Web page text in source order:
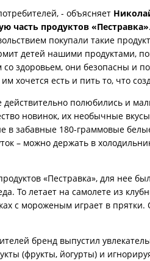
- объясняет
часть продуктов «Пестравка»
покупали такие
детей нашими продуктами,
здоровьем, они безопасны и
хочется есть и пить то, что
действительно полюбились и
новинок, их необычные
в забавные 180-граммовые
– можно держать в
«Пестравка», для нее
То летает на самолете из
с мороженым играет в
бренд выпустил
(фрукты, йогурты) и